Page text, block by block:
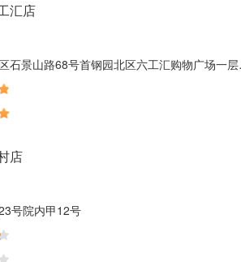
汇店
山路68号首钢园北区六工汇购物广场一层03A号理想汽车
店
号院内甲12号